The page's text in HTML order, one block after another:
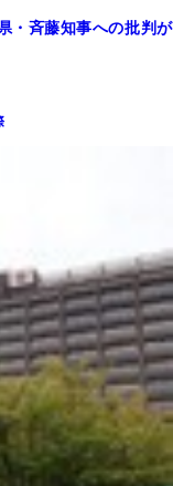
・斉藤知事への批判が